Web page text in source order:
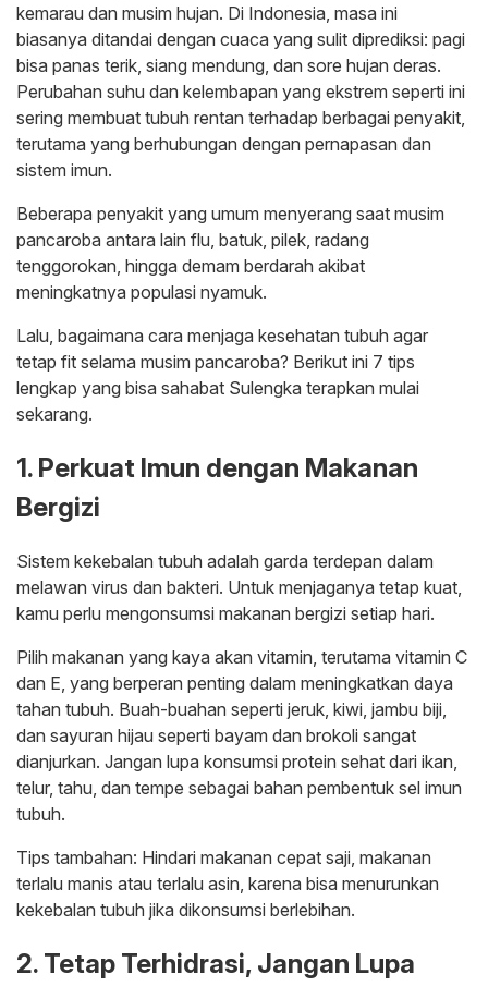
kemarau dan musim hujan. Di Indonesia, masa ini
biasanya ditandai dengan cuaca yang sulit diprediksi: pagi
bisa panas terik, siang mendung, dan sore hujan deras.
Perubahan suhu dan kelembapan yang ekstrem seperti ini
sering membuat tubuh rentan terhadap berbagai penyakit,
terutama yang berhubungan dengan pernapasan dan
sistem imun.
Beberapa penyakit yang umum menyerang saat musim
pancaroba antara lain flu, batuk, pilek, radang
tenggorokan, hingga demam berdarah akibat
meningkatnya populasi nyamuk.
Lalu, bagaimana cara menjaga kesehatan tubuh agar
tetap fit selama musim pancaroba? Berikut ini 7 tips
lengkap yang bisa sahabat Sulengka terapkan mulai
sekarang.
1. Perkuat Imun dengan Makanan
Bergizi
Sistem kekebalan tubuh adalah garda terdepan dalam
melawan virus dan bakteri. Untuk menjaganya tetap kuat,
kamu perlu mengonsumsi makanan bergizi setiap hari.
Pilih makanan yang kaya akan vitamin, terutama vitamin C
dan E, yang berperan penting dalam meningkatkan daya
tahan tubuh. Buah-buahan seperti jeruk, kiwi, jambu biji,
dan sayuran hijau seperti bayam dan brokoli sangat
dianjurkan. Jangan lupa konsumsi protein sehat dari ikan,
telur, tahu, dan tempe sebagai bahan pembentuk sel imun
tubuh.
Tips tambahan: Hindari makanan cepat saji, makanan
terlalu manis atau terlalu asin, karena bisa menurunkan
kekebalan tubuh jika dikonsumsi berlebihan.
2. Tetap Terhidrasi, Jangan Lupa